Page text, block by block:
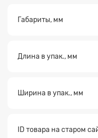
Габариты, мм
Длина в упак., мм
Ширина в упак., мм
ID товара на старом